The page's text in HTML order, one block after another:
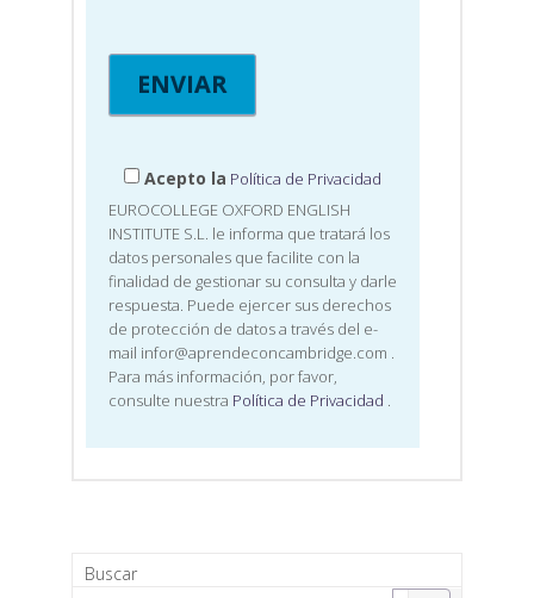
Acepto la Política de Privacidad
EUROCOLLEGE OXFORD ENGLISH
INSTITUTE S.L. le informa que tratará los
datos personales que facilite con la
finalidad de gestionar su consulta y darle
respuesta. Puede ejercer sus derechos
de protección de datos a través del e-
mail infor@aprendeconcambridge.com .
Para más información, por favor,
consulte nuestra Política de Privacidad .
Buscar